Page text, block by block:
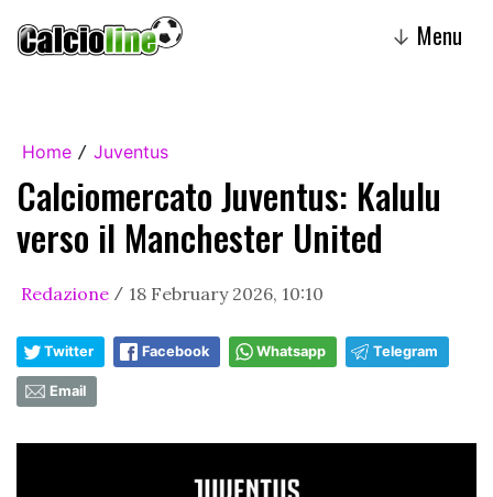
↓ Menu
Home / Juventus
Calciomercato Juventus: Kalulu
verso il Manchester United
Redazione / 18 February 2026, 10:10
Twitter Facebook Whatsapp Telegram
Email